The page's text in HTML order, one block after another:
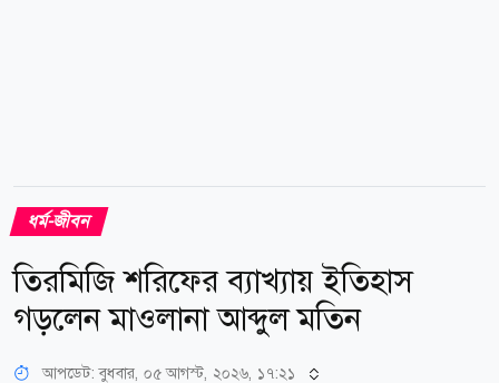
ধর্ম-জীবন
তিরমিজি শরিফের ব্যাখ্যায় ইতিহাস
গড়লেন মাওলানা আব্দুল মতিন
আপডেট: বুধবার, ০৫ আগস্ট, ২০২৬, ১৭:২১